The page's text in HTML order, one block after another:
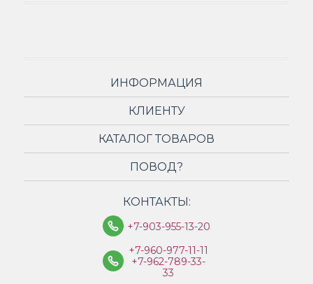
ИНФОРМАЦИЯ
КЛИЕНТУ
КАТАЛОГ ТОВАРОВ
ПОВОД?
КОНТАКТЫ:
+7-903-955-13-20
+7-960-977-11-11
+7-962-789-33-
33